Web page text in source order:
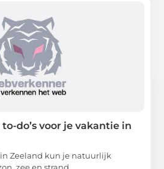
do’s voor je vakantie in
Zeeland kun je natuurlijk